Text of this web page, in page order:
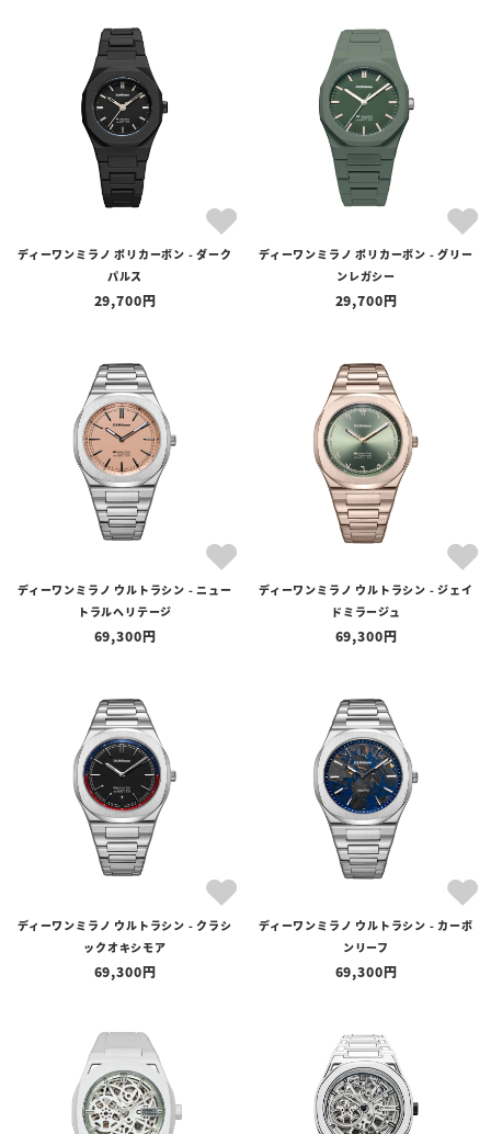
ディーワンミラノ ポリカーボン - ダーク
パルス
29,700
ディーワンミラノ ポリカーボン - グリー
ンレガシー
29,700
ディーワンミラノ ウルトラシン - ニュー
トラルヘリテージ
69,300
ディーワンミラノ ウルトラシン - ジェイ
ドミラージュ
69,300
ディーワンミラノ ウルトラシン - クラシ
ックオキシモア
69,300
ディーワンミラノ ウルトラシン - カーボ
ンリーフ
69,300